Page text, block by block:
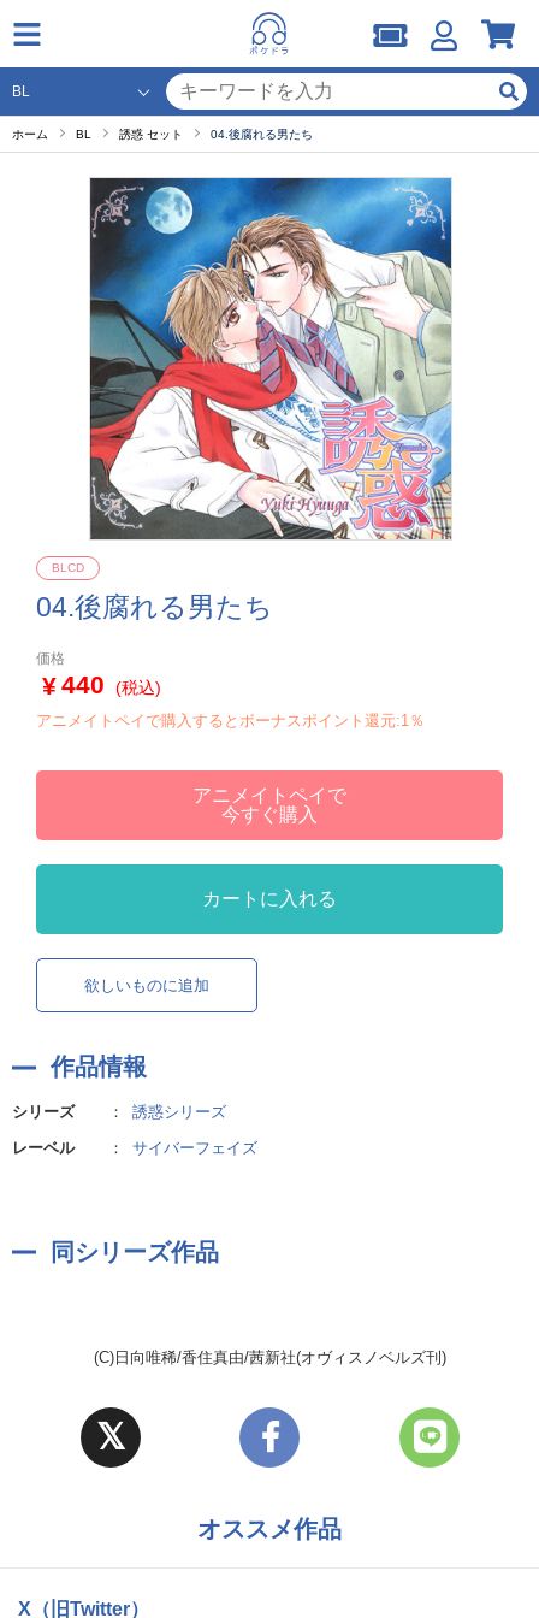
ホーム BL 誘惑 セット 04.後腐れる男たち
04.後腐れる男たち
BLCD
価格
440 (税込)
アニメイトペイで購入するとボーナスポイント還元:1％
アニメイトペイで
今すぐ購入
カートに入れる
欲しいものに追加
作品情報
シリーズ ：
誘惑シリーズ
レーベル
： サイバーフェイズ
同シリーズ作品
(C)日向唯稀/香住真由/茜新社(オヴィスノベルズ刊)
オススメ作品
X（旧Twitter）